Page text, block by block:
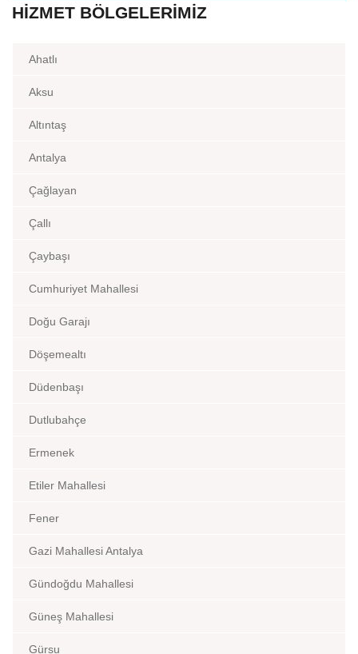
HIZMET BÖLGELERIMIZ
Ahatlı
Aksu
Altıntaş
Antalya
Çağlayan
Çallı
Çaybaşı
Cumhuriyet Mahallesi
Doğu Garajı
Döşemealtı
Düdenbaşı
Dutlubahçe
Ermenek
Etiler Mahallesi
Fener
Gazi Mahallesi Antalya
Gündoğdu Mahallesi
Güneş Mahallesi
Gürsu